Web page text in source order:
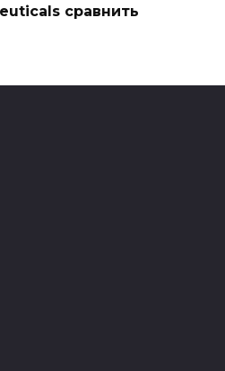
сравнить